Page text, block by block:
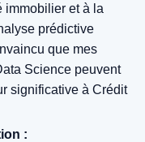
immobilier et à la
prédictive
que mes
Science peuvent
significative à Crédit
: